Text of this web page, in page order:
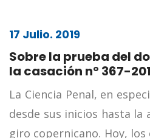
17 Julio. 2019
Sobre la prueba del
la casación nº 367-
La Ciencia Penal, en
desde sus inicios hasta la
giro copernicano. Hoy,